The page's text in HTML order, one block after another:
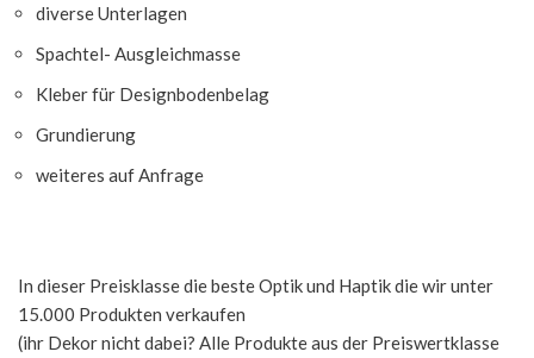
diverse Unterlagen
Spachtel- Ausgleichmasse
Kleber für Designbodenbelag
Grundierung
weiteres auf Anfrage
In dieser Preisklasse die beste Optik und Haptik die wir unter
15.000 Produkten verkaufen
(ihr Dekor nicht dabei? Alle Produkte aus der Preiswertklasse